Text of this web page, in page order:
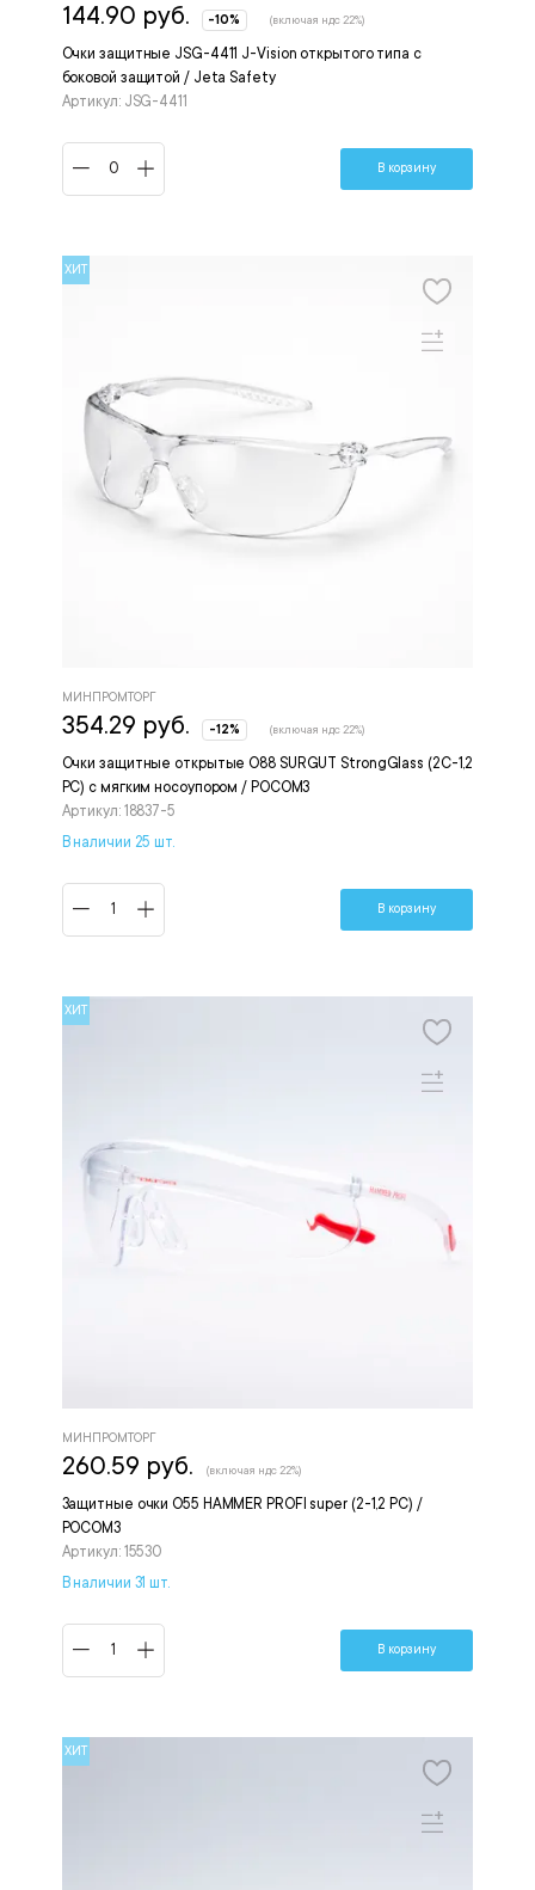
Очки защитные JSG-4411 J-Vision открытого типа с
боковой защитой / Jeta Safety
Артикул: JSG-4411
144.90 руб. -10% (включая ндс 22%)
В корзину
ХИТ
Очки защитные открытые О88 SURGUT StrongGlass (2С-1,2
PC) с мягким носоупором / РОСОМЗ
Артикул: 18837-5
МИНПРОМТОРГ
354.29 руб. -12% (включая ндс 22%)
В наличии 25 шт.
В корзину
ХИТ
Защитные очки О55 HAMMER PROFI super (2-1,2 PC) /
РОСОМЗ
Артикул: 15530
МИНПРОМТОРГ
260.59 руб. (включая ндс 22%)
В наличии 31 шт.
В корзину
ХИТ